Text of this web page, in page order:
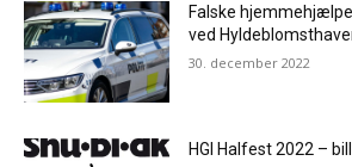
Falske
ved
30. december 2022
HGI Halfest 2022 –